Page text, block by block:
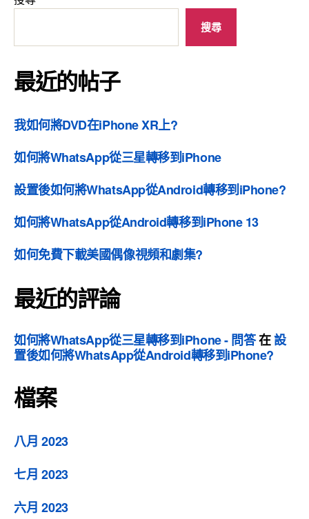
搜尋
最近的帖子
我如何將DVD在iPhone XR上?
如何將WhatsApp從三星轉移到iPhone
設置後如何將WhatsApp從Android轉移到iPhone?
如何將WhatsApp從Android轉移到iPhone 13
如何免費下載美國偶像視頻和劇集?
最近的評論
如何將WhatsApp從三星轉移到iPhone - 問答在設
置後如何將WhatsApp從Android轉移到iPhone?
檔案
八月 2023
七月 2023
六月 2023